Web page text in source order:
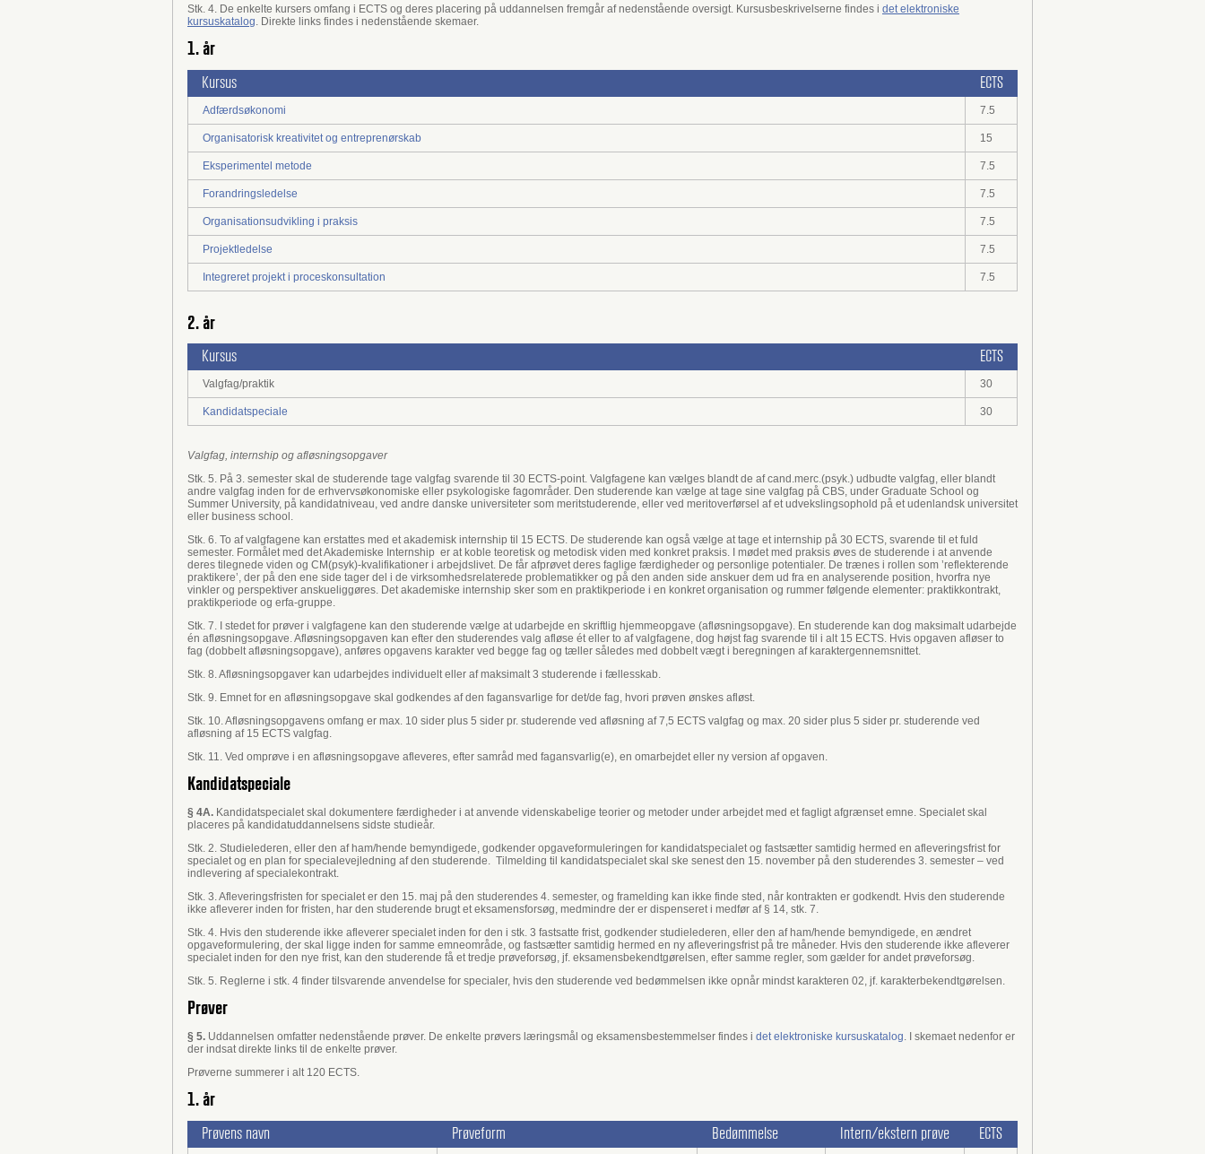
Stk. 4. De enkelte kursers omfang i ECTS og deres placering på uddannelsen fremgår af nedenstående oversigt. Kursusbeskrivelserne findes i det elektroniske
kursuskatalog. Direkte links findes i nedenstående skemaer.
1. år
Kursus ECTS
Adfærdsøkonomi 7.5
Organisatorisk kreativitet og entreprenørskab 15
Eksperimentel metode 7.5
Forandringsledelse 7.5
Organisationsudvikling i praksis 7.5
Projektledelse 7.5
Integreret projekt i proceskonsultation 7.5
2. år
Kursus ECTS
Valgfag/praktik 30
Kandidatspeciale 30
Valgfag, internship og afløsningsopgaver
Stk. 5. På 3. semester skal de studerende tage valgfag svarende til 30 ECTS-point. Valgfagene kan vælges blandt de af cand.merc.(psyk.) udbudte valgfag, eller blandt
andre valgfag inden for de erhvervsøkonomiske eller psykologiske fagområder. Den studerende kan vælge at tage sine valgfag på CBS, under Graduate School og
Summer University, på kandidatniveau, ved andre danske universiteter som meritstuderende, eller ved meritoverførsel af et udvekslingsophold på et udenlandsk universitet
eller business school.
Stk. 6. To af valgfagene kan erstattes med et akademisk internship til 15 ECTS. De studerende kan også vælge at tage et internship på 30 ECTS, svarende til et fuld
semester. Formålet med det Akademiske Internship er at koble teoretisk og metodisk viden med konkret praksis. I mødet med praksis øves de studerende i at anvende
deres tilegnede viden og CM(psyk)-kvalifikationer i arbejdslivet. De får afprøvet deres faglige færdigheder og personlige potentialer. De trænes i rollen som ’reflekterende
praktikere’, der på den ene side tager del i de virksomhedsrelaterede problematikker og på den anden side anskuer dem ud fra en analyserende position, hvorfra nye
vinkler og perspektiver anskueliggøres. Det akademiske internship sker som en praktikperiode i en konkret organisation og rummer følgende elementer: praktikkontrakt,
praktikperiode og erfa-gruppe.
Stk. 7. I stedet for prøver i valgfagene kan den studerende vælge at udarbejde en skriftlig hjemmeopgave (afløsningsopgave). En studerende kan dog maksimalt udarbejde
én afløsningsopgave. Afløsningsopgaven kan efter den studerendes valg afløse ét eller to af valgfagene, dog højst fag svarende til i alt 15 ECTS. Hvis opgaven afløser to
fag (dobbelt afløsningsopgave), anføres opgavens karakter ved begge fag og tæller således med dobbelt vægt i beregningen af karaktergennemsnittet.
Stk. 8. Afløsningsopgaver kan udarbejdes individuelt eller af maksimalt 3 studerende i fællesskab.
Stk. 9. Emnet for en afløsningsopgave skal godkendes af den fagansvarlige for det/de fag, hvori prøven ønskes afløst.
Stk. 10. Afløsningsopgavens omfang er max. 10 sider plus 5 sider pr. studerende ved afløsning af 7,5 ECTS valgfag og max. 20 sider plus 5 sider pr. studerende ved
afløsning af 15 ECTS valgfag.
Stk. 11. Ved omprøve i en afløsningsopgave afleveres, efter samråd med fagansvarlig(e), en omarbejdet eller ny version af opgaven.
Kandidatspeciale
§ 4A. Kandidatspecialet skal dokumentere færdigheder i at anvende videnskabelige teorier og metoder under arbejdet med et fagligt afgrænset emne. Specialet skal
placeres på kandidatuddannelsens sidste studieår.
Stk. 2. Studielederen, eller den af ham/hende bemyndigede, godkender opgaveformuleringen for kandidatspecialet og fastsætter samtidig hermed en afleveringsfrist for
specialet og en plan for specialevejledning af den studerende. Tilmelding til kandidatspecialet skal ske senest den 15. november på den studerendes 3. semester – ved
indlevering af specialekontrakt.
Stk. 3. Afleveringsfristen for specialet er den 15. maj på den studerendes 4. semester, og framelding kan ikke finde sted, når kontrakten er godkendt. Hvis den studerende
ikke afleverer inden for fristen, har den studerende brugt et eksamensforsøg, medmindre der er dispenseret i medfør af § 14, stk. 7.
Stk. 4. Hvis den studerende ikke afleverer specialet inden for den i stk. 3 fastsatte frist, godkender studielederen, eller den af ham/hende bemyndigede, en ændret
opgaveformulering, der skal ligge inden for samme emneområde, og fastsætter samtidig hermed en ny afleveringsfrist på tre måneder. Hvis den studerende ikke afleverer
specialet inden for den nye frist, kan den studerende få et tredje prøveforsøg, jf. eksamensbekendtgørelsen, efter samme regler, som gælder for andet prøveforsøg.
Stk. 5. Reglerne i stk. 4 finder tilsvarende anvendelse for specialer, hvis den studerende ved bedømmelsen ikke opnår mindst karakteren 02, jf. karakterbekendtgørelsen.
Prøver
§ 5. Uddannelsen omfatter nedenstående prøver. De enkelte prøvers læringsmål og eksamensbestemmelser findes i det elektroniske kursuskatalog. I skemaet nedenfor er
der indsat direkte links til de enkelte prøver.
Prøverne summerer i alt 120 ECTS.
1. år
Prøvens navn Prøveform Bedømmelse Intern/ekstern prøve ECTS